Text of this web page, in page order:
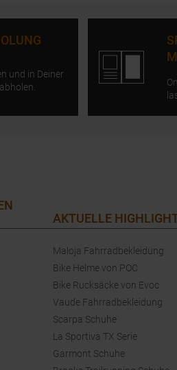
und in Deiner
AKTUELLE
Maloja Fahrradbekleidung
Bike Helme von POC
Bike Rucksäcke von Evoc
Vaude Fahrradbekleidung
Scarpa Schuhe
La Sportiva TX Serie
Garmont Schuhe